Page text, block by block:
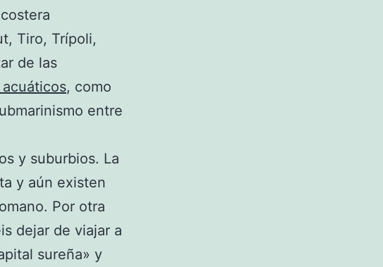
Tiro, Trípoli,
de las
, como
entre
y suburbios. La
y aún existen
Por otra
dejar de viajar a
sureña» y